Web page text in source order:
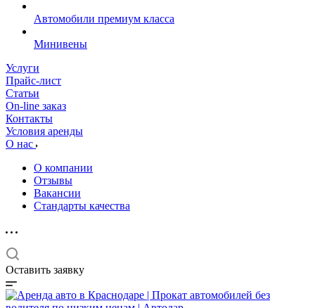
Автомобили премиум класса
Минивены
Услуги
Прайс-лист
Статьи
On-line заказ
Контакты
Условия аренды
О нас
О компании
Отзывы
Вакансии
Стандарты качества
Оставить заявку